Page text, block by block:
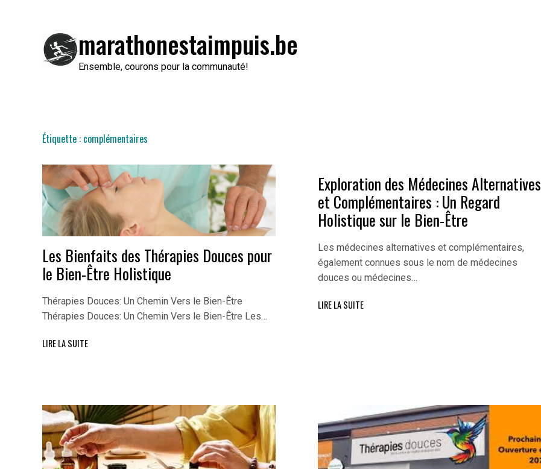
marathonestaimpuis.be
Ensemble, courons pour la communauté!
Étiquette : complémentaires
Les Bienfaits des Thérapies Douces pour
le Bien-Être Holistique
Thérapies Douces: Un Chemin Vers le Bien-Être
Thérapies Douces: Un Chemin Vers le Bien-Être Les…
LIRE LA SUITE
Exploration des Médecines Alternatives
et Complémentaires : Un Regard
Holistique sur le Bien-Être
Les médecines alternatives et complémentaires,
également connues sous le nom de médecines
douces ou médecines…
LIRE LA SUITE